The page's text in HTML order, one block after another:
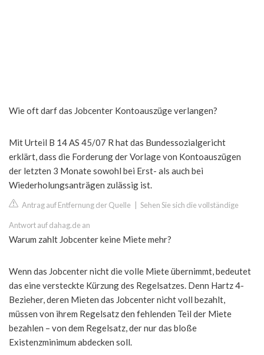
Wie oft darf das Jobcenter Kontoauszüge verlangen?
Mit Urteil B 14 AS 45/07 R hat das Bundessozialgericht
erklärt, dass die Forderung der Vorlage von Kontoauszügen
der letzten 3 Monate sowohl bei Erst- als auch bei
Wiederholungsanträgen zulässig ist.
Antrag auf Entfernung der Quelle Sehen Sie sich die vollständige
Antwort auf dahag.de an
Warum zahlt Jobcenter keine Miete mehr?
Wenn das Jobcenter nicht die volle Miete übernimmt, bedeutet
das eine versteckte Kürzung des Regelsatzes. Denn Hartz 4-
Bezieher, deren Mieten das Jobcenter nicht voll bezahlt,
müssen von ihrem Regelsatz den fehlenden Teil der Miete
bezahlen – von dem Regelsatz, der nur das bloße
Existenzminimum abdecken soll.